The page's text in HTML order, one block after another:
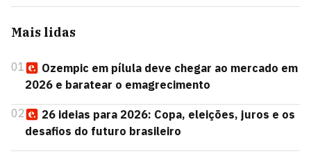
Mais lidas
01
Ozempic em pílula deve chegar ao mercado em
2026 e baratear o emagrecimento
02
26 ideias para 2026: Copa, eleições, juros e os
desafios do futuro brasileiro